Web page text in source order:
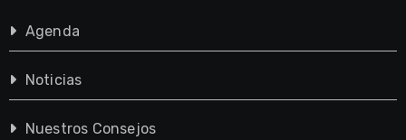
Agenda
Noticias
Nuestros Consejos